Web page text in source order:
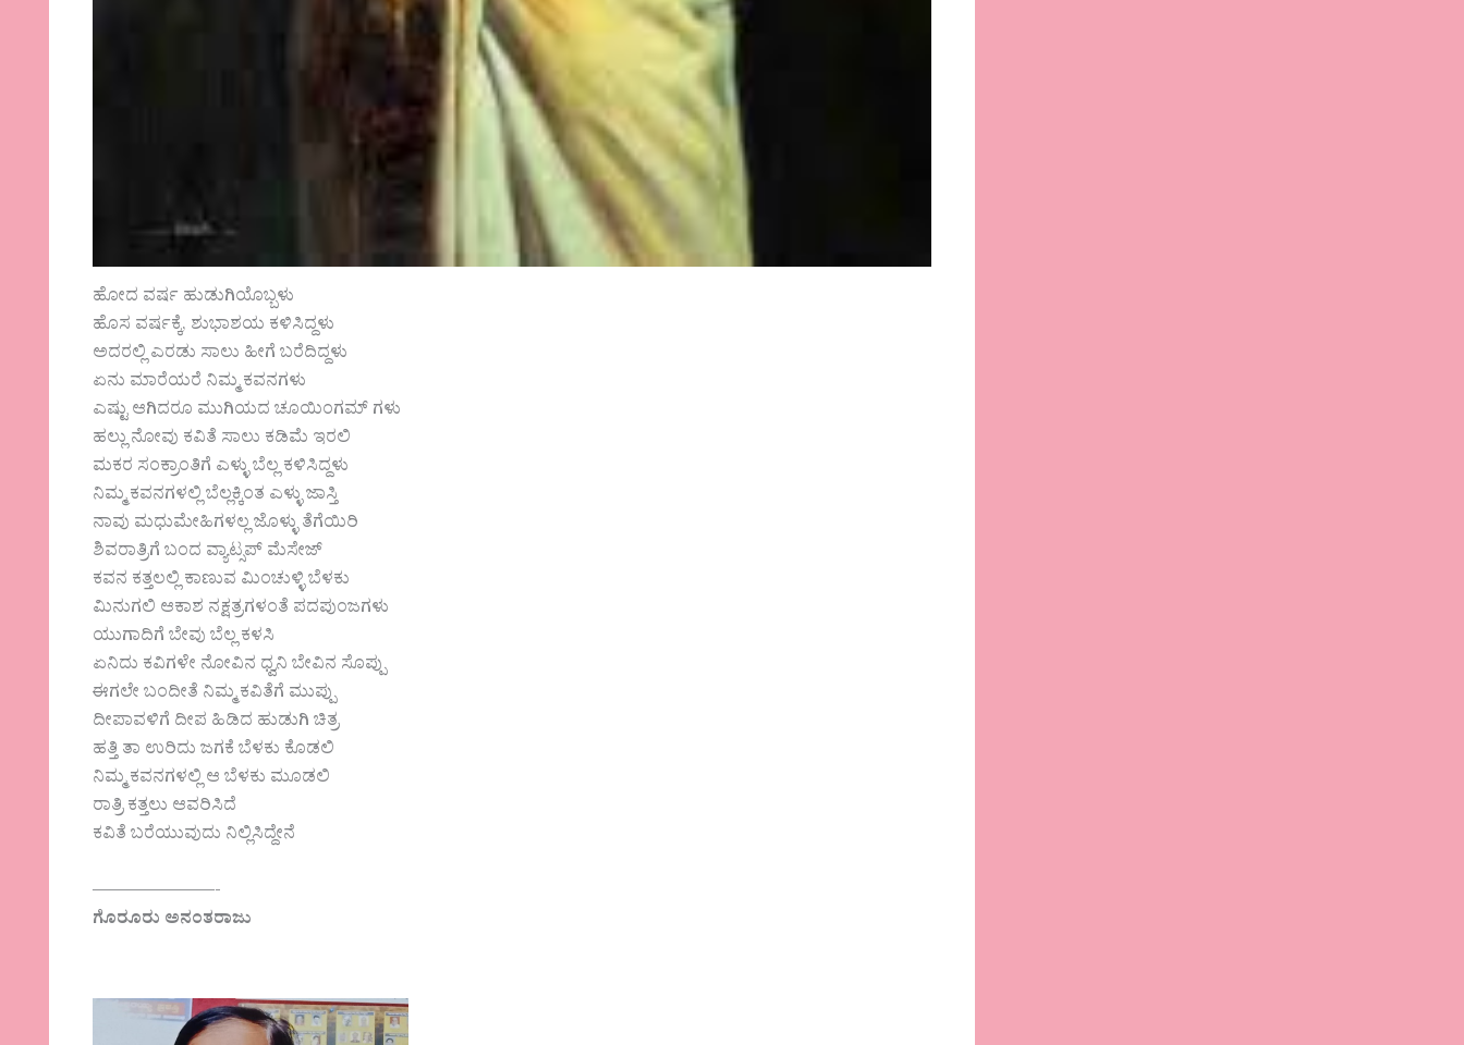
ಹೋದ ವರ್ಷ ಹುಡುಗಿಯೊಬ್ಬಳು
ಹೊಸ ವರ್ಷಕ್ಕೆ, ಶುಭಾಶಯ ಕಳಿಸಿದ್ದಳು
ಅದರಲ್ಲಿ ಎರಡು ಸಾಲು ಹೀಗೆ ಬರೆದಿದ್ದಳು
ಏನು ಮಾರೆಯರೆ ನಿಮ್ಮ ಕವನಗಳು
ಎಷ್ಟು ಆಗಿದರೂ ಮುಗಿಯದ ಚೂಯಿಂಗಮ್ ಗಳು
ಹಲ್ಲು ನೋವು ಕವಿತೆ ಸಾಲು ಕಡಿಮೆ ಇರಲಿ
ಮಕರ ಸಂಕ್ರಾಂತಿಗೆ ಎಳ್ಳು ಬೆಲ್ಲ ಕಳಿಸಿದ್ದಳು
ನಿಮ್ಮ ಕವನಗಳಲ್ಲಿ ಬೆಲ್ಲಕ್ಕಿಂತ ಎಳ್ಳು ಜಾಸ್ತಿ
ನಾವು ಮಧುಮೇಹಿಗಳಲ್ಲ ಜೊಳ್ಳು ತೆಗೆಯಿರಿ
ಶಿವರಾತ್ರಿಗೆ ಬಂದ ವ್ಯಾಟ್ಸಪ್ ಮೆಸೇಜ್
ಕವನ ಕತ್ತಲಲ್ಲಿ ಕಾಣುವ ಮಿಂಚುಳ್ಳಿ ಬೆಳಕು
ಮಿನುಗಲಿ ಆಕಾಶ ನಕ್ಷತ್ರಗಳಂತೆ ಪದಪುಂಜಗಳು
ಯುಗಾದಿಗೆ ಬೇವು ಬೆಲ್ಲ ಕಳಸಿ
ಏನಿದು ಕವಿಗಳೇ ನೋವಿನ ಧ್ವನಿ ಬೇವಿನ ಸೊಪ್ಪು
ಈಗಲೇ ಬಂದೀತೆ ನಿಮ್ಮ ಕವಿತೆಗೆ ಮುಪ್ಪು
ದೀಪಾವಳಿಗೆ ದೀಪ ಹಿಡಿದ ಹುಡುಗಿ ಚಿತ್ರ
ಹತ್ತಿ ತಾ ಉರಿದು ಜಗಕೆ ಬೆಳಕು ಕೊಡಲಿ
ನಿಮ್ಮ ಕವನಗಳಲ್ಲಿ ಆ ಬೆಳಕು ಮೂಡಲಿ
ರಾತ್ರಿ ಕತ್ತಲು ಆವರಿಸಿದೆ
ಕವಿತೆ ಬರೆಯುವುದು ನಿಲ್ಲಿಸಿದ್ದೇನೆ
———————-
ಗೊರೂರು ಅನಂತರಾಜು